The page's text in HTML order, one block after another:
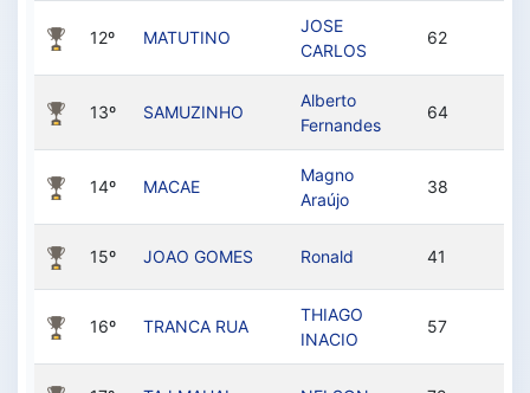
12º MATUTINO
JOSE
CARLOS
62
13º SAMUZINHO
Alberto
Fernandes
64
14º MACAE
Magno
Araújo
38
15º JOAO GOMES Ronald 41
16º TRANCA RUA
THIAGO
INACIO
57